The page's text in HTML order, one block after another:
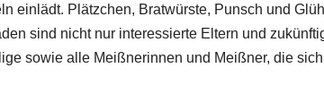
einlädt. Plätzchen, Bratwürste, Punsch und
sind nicht nur interessierte Eltern und
sowie alle Meißnerinnen und Meißner, die